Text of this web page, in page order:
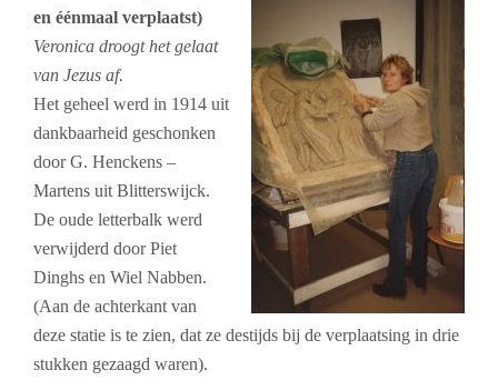
en éénmaal verplaatst)
Veronica droogt het gelaat
van Jezus af.
Het geheel werd in 1914 uit
dankbaarheid geschonken
door G. Henckens –
Martens uit Blitterswijck.
De oude letterbalk werd
verwijderd door Piet
Dinghs en Wiel Nabben.
(Aan de achterkant van
deze statie is te zien, dat ze destijds bij de verplaatsing in drie
stukken gezaagd waren).